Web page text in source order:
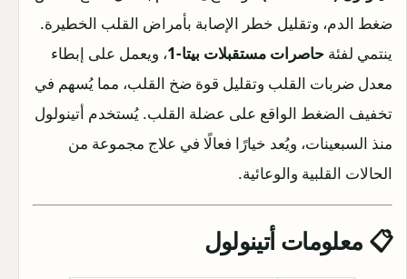
ضغط الدم، وتقليل خطر الإصابة بأمراض القلب الخطيرة.
ينتمي لفئة حاصرات مستقبلات بيتا-1 ، ويعمل على إبطاء
معدل ضربات القلب وتقليل قوة ضخ القلب، مما يُسهم في
تخفيف الضغط الواقع على عضلة القلب. يُستخدم أتينولول
منذ السبعينات، ويُعد خيارًا فعالًا في علاج مجموعة من
الحالات القلبية والوعائية.
📋 معلومات أتينولول